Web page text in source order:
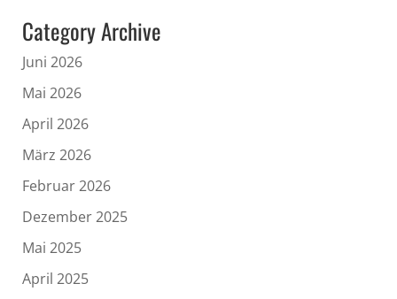
Category Archive
Juni 2026
Mai 2026
April 2026
März 2026
Februar 2026
Dezember 2025
Mai 2025
April 2025